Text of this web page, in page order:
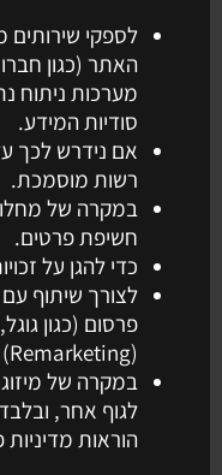
לספקי
האתר (כגון
מערכות ניתוח
סודיות המידע.
אם נידרש לכך
רשות מוסמכת.
במקרה של
חשיפת פרטים.
כדי להגן על
לצורך שיתוף
פרסום (כגון
(Remarketing) וניתוח קמפיינים.
במקרה של
לגוף אחר,
הוראות מדיניות